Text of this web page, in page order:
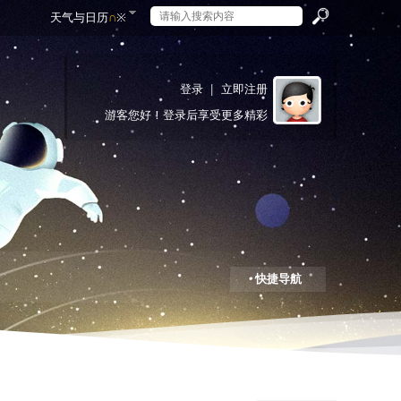
索
天气与日历∩※
登录
立即注册
游客您好！登录后享受更多精彩
快捷导航